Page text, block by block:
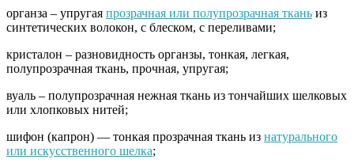
органза – упругая прозрачная или полупрозрачная ткань из
синтетических волокон, с блеском, с переливами;
кристалон – разновидность органзы, тонкая, легкая,
полупрозрачная ткань, прочная, упругая;
вуаль – полупрозрачная нежная ткань из тончайших шелковых
или хлопковых нитей;
шифон (капрон) — тонкая прозрачная ткань из натурального
или искусственного шелка;